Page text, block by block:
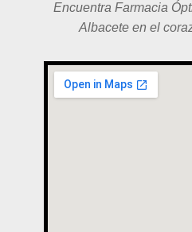
Encuentra Farmacia
Albacete en el